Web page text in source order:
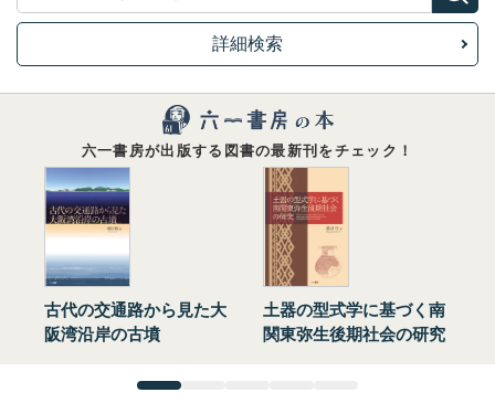
詳細検索
六一書房が出版する図書の最新刊をチェック！
古代の交通路から見た大
阪湾沿岸の古墳
土器の型式学に基づく南
関東弥生後期社会の研究